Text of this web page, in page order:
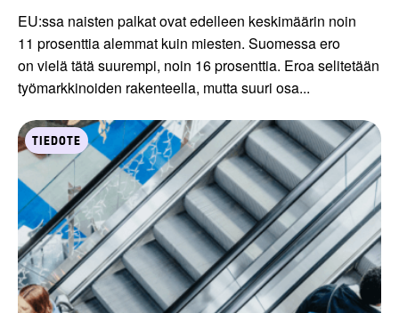
EU:ssa naisten palkat ovat edelleen keskimäärin noin
11 prosenttia alemmat kuin miesten. Suomessa ero
on vielä tätä suurempi, noin 16 prosenttia. Eroa selitetään
työmarkkinoiden rakenteella, mutta suuri osa...
TIEDOTE